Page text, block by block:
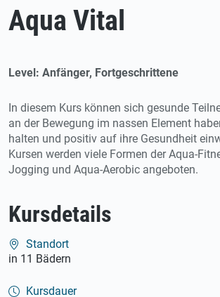
Aqua Vital
Level: Anfänger, Fortgeschrittene
In diesem Kurs können sich gesunde
an der Bewegung im nassen Element
halten und positiv auf ihre Gesundheit
Kursen werden viele Formen der Aqua-
Jogging und Aqua-Aerobic angeboten.
Kursdetails
Standort
in 11 Bädern
Kursdauer